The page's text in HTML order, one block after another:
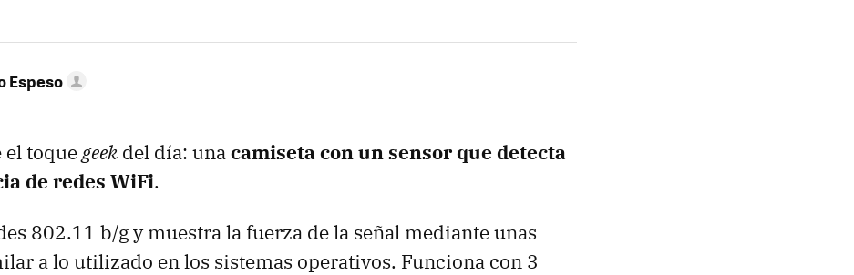
Espeso
toquegeek del día: unacamiseta con un sensor que detecta
de redes WiFi.
802.11 b/g y muestra la fuerza de la señal mediante unas
a lo utilizado en los sistemas operativos. Funciona con 3